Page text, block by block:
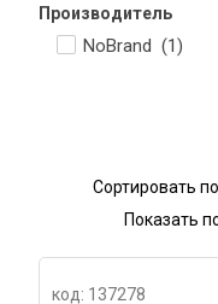
Производитель
NoBrand (1)
Сортировать
Показать
код: 137278